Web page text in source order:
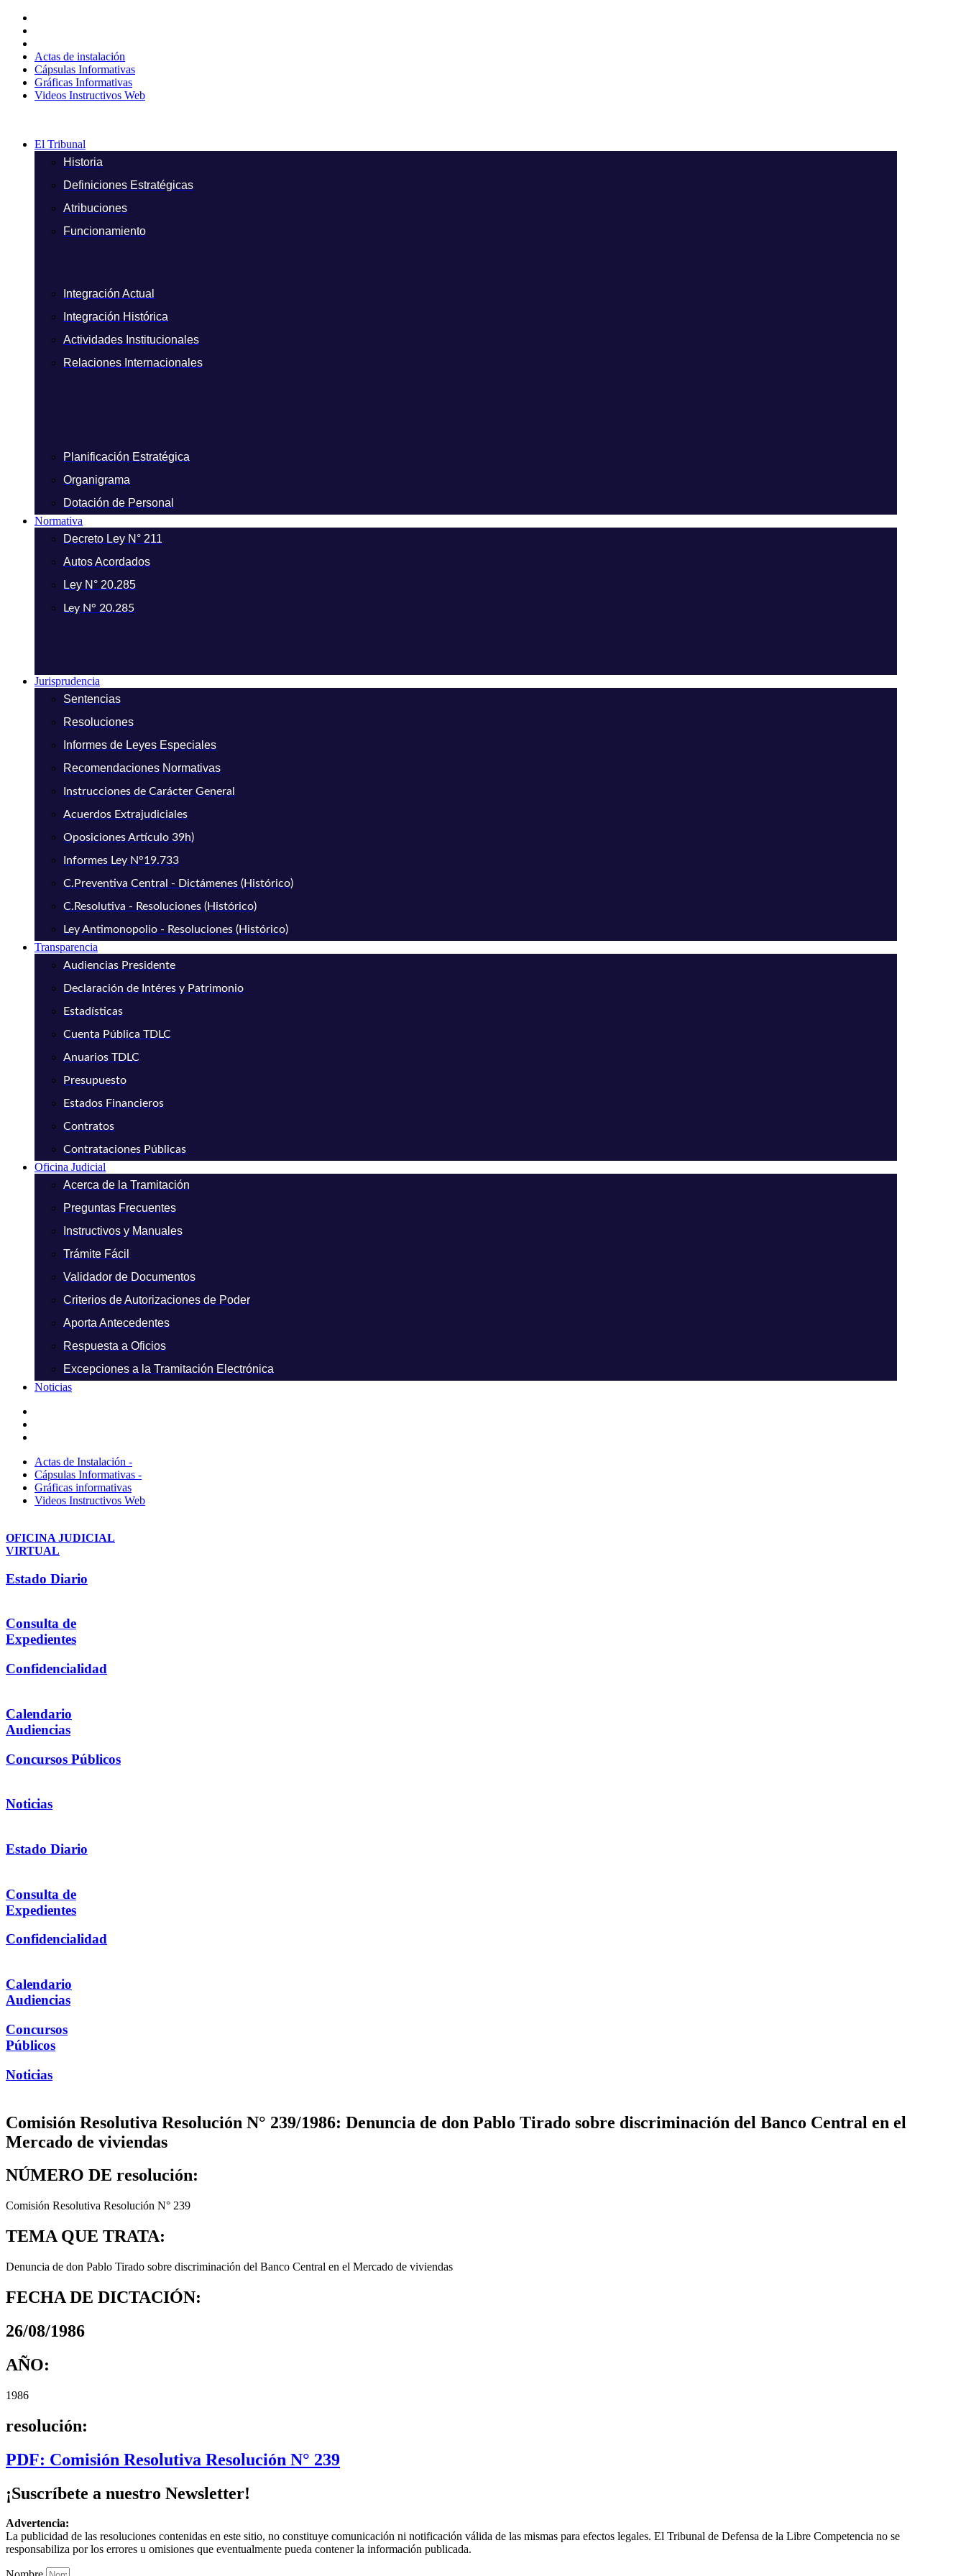
contenido
Actas de instalación
Cápsulas Informativas
Gráficas Informativas
Videos Instructivos Web
El Tribunal
Historia
Definiciones Estratégicas
Atribuciones
Funcionamiento
Integración Actual
Integración Histórica
Actividades Institucionales
Relaciones Internacionales
Planificación Estratégica
Organigrama
Dotación de Personal
Normativa
Decreto Ley N° 211
Autos Acordados
Ley N° 20.285
Ley N° 20.285
Jurisprudencia
Sentencias
Resoluciones
Informes de Leyes Especiales
Recomendaciones Normativas
Instrucciones de Carácter General
Acuerdos Extrajudiciales
Oposiciones Artículo 39h)
Informes Ley N°19.733
C.Preventiva Central - Dictámenes (Histórico)
C.Resolutiva - Resoluciones (Histórico)
Ley Antimonopolio - Resoluciones (Histórico)
Transparencia
Audiencias Presidente
Declaración de Intéres y Patrimonio
Estadísticas
Cuenta Pública TDLC
Anuarios TDLC
Presupuesto
Estados Financieros
Contratos
Contrataciones Públicas
Oficina Judicial
Acerca de la Tramitación
Preguntas Frecuentes
Instructivos y Manuales
Trámite Fácil
Validador de Documentos
Criterios de Autorizaciones de Poder
Aporta Antecedentes
Respuesta a Oficios
Excepciones a la Tramitación Electrónica
Noticias
Actas de Instalación -
Cápsulas Informativas -
Gráficas informativas
Videos Instructivos Web
OFICINA JUDICIAL
VIRTUAL
Estado Diario
Consulta de
Expedientes
Confidencialidad
Calendario
Audiencias
Concursos Públicos
Noticias
Estado Diario
Consulta de
Expedientes
Confidencialidad
Calendario
Audiencias
Concursos
Públicos
Noticias
Comisión Resolutiva Resolución N° 239/1986: Denuncia de don Pablo Tirado sobre discriminación del Banco Central en el
Mercado de viviendas
NÚMERO DE resolución:
Comisión Resolutiva Resolución N° 239
TEMA QUE TRATA:
Denuncia de don Pablo Tirado sobre discriminación del Banco Central en el Mercado de viviendas
FECHA DE DICTACIÓN:
26/08/1986
AÑO:
1986
resolución:
PDF: Comisión Resolutiva Resolución N° 239
¡Suscríbete a nuestro Newsletter!
Advertencia:
La publicidad de las resoluciones contenidas en este sitio, no constituye comunicación ni notificación válida de las mismas para efectos legales. El Tribunal de Defensa de la Libre Competencia no se
responsabiliza por los errores u omisiones que eventualmente pueda contener la información publicada.